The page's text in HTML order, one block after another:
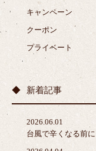
キャンペーン
クーポン
プライベート
新着記事
2026.06.01
台風で辛くなる前に